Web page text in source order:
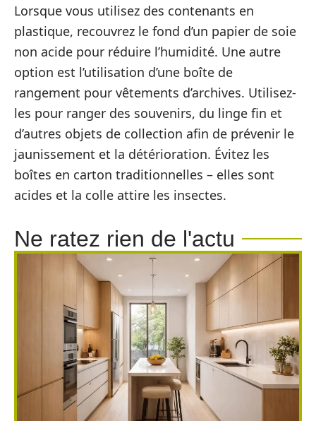
Lorsque vous utilisez des contenants en
plastique, recouvrez le fond d’un papier de soie
non acide pour réduire l’humidité. Une autre
option est l’utilisation d’une boîte de
rangement pour vêtements d’archives. Utilisez-
les pour ranger des souvenirs, du linge fin et
d’autres objets de collection afin de prévenir le
jaunissement et la détérioration. Évitez les
boîtes en carton traditionnelles – elles sont
acides et la colle attire les insectes.
Ne ratez rien de l'actu